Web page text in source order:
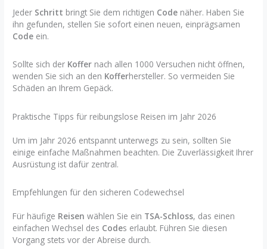
Jeder Schritt bringt Sie dem richtigen Code näher. Haben Sie
ihn gefunden, stellen Sie sofort einen neuen, einprägsamen
Code ein.
Sollte sich der Koffer nach allen 1000 Versuchen nicht öffnen,
wenden Sie sich an den Kofferhersteller. So vermeiden Sie
Schäden an Ihrem Gepäck.
Praktische Tipps für reibungslose Reisen im Jahr 2026
Um im Jahr 2026 entspannt unterwegs zu sein, sollten Sie
einige einfache Maßnahmen beachten. Die Zuverlässigkeit Ihrer
Ausrüstung ist dafür zentral.
Empfehlungen für den sicheren Codewechsel
Für häufige Reisen wählen Sie ein TSA-Schloss, das einen
einfachen Wechsel des Codes erlaubt. Führen Sie diesen
Vorgang stets vor der Abreise durch.